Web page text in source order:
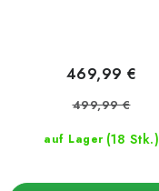
auf Lager (18 Stk.)
469,99 €
499,99 €